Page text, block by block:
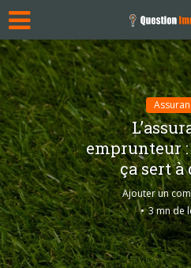
emprunteur :
ça sert à
Ajouter un
3 mn de